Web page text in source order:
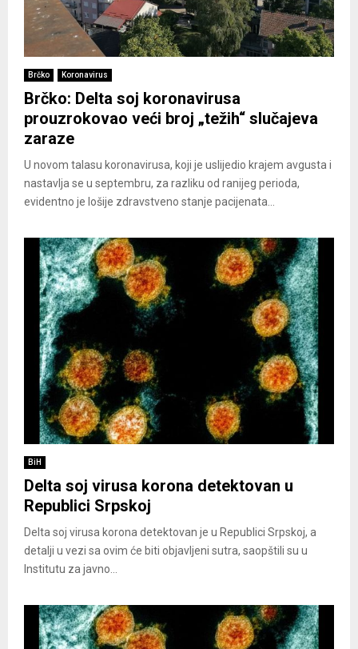
Brčko Koronavirus
Brčko: Delta soj koronavirusa
prouzrokovao veći broj „težih“ slučajeva
zaraze
U novom talasu koronavirusa, koji je uslijedio krajem avgusta i
nastavlja se u septembru, za razliku od ranijeg perioda,
evidentno je lošije zdravstveno stanje pacijenata...
BiH
Delta soj virusa korona detektovan u
Republici Srpskoj
Delta soj virusa korona detektovan je u Republici Srpskoj, a
detalji u vezi sa ovim će biti objavljeni sutra, saopštili su u
Institutu za javno...